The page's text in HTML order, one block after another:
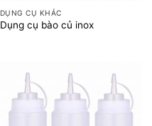
DỤNG CỤ KHÁC
Dụng cụ bào củ inox